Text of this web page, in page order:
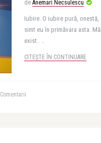
de Anemari Necsulescu
Iubire. O iubire pură,
simt eu în primăvara asta.
exist. ..
CITEȘTE ÎN CONTINUARE